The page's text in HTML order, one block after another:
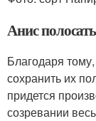
Анис
Благодаря
сохранить их
придется
созревании